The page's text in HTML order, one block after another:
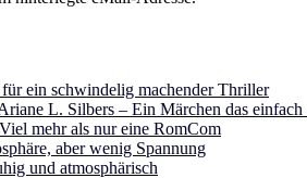
ein schwindelig machender Thriller
L. Silbers – Ein Märchen das einfach
mehr als nur eine RomCom
aber wenig Spannung
und atmosphärisch